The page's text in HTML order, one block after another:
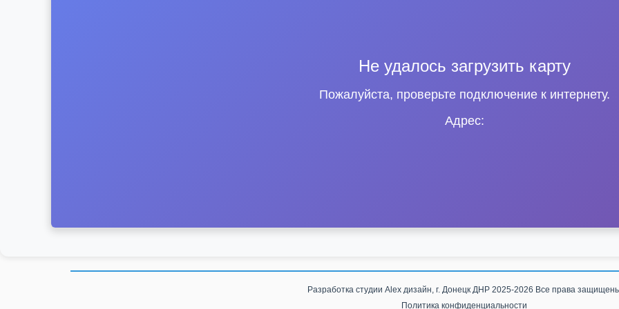
Не удалось загрузить карту
Пожалуйста, проверьте подключение к интернету.
Адрес:
Разработка студии Alex дизайн, г. Донецк ДНР 2025-2026 Все права
Политика конфиденциальности